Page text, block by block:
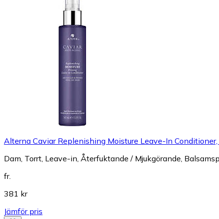
Alterna Caviar Replenishing Moisture Leave-In
Dam, Torrt, Leave-in, Återfuktande / Mjukgörande,
fr.
381 kr
Jämför pris